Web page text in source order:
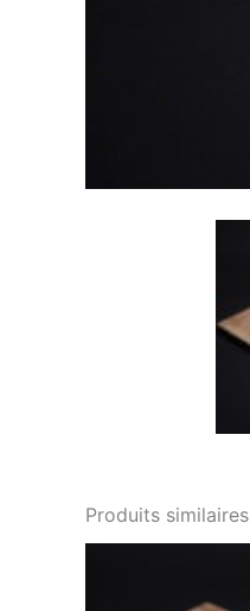
Produits similaires